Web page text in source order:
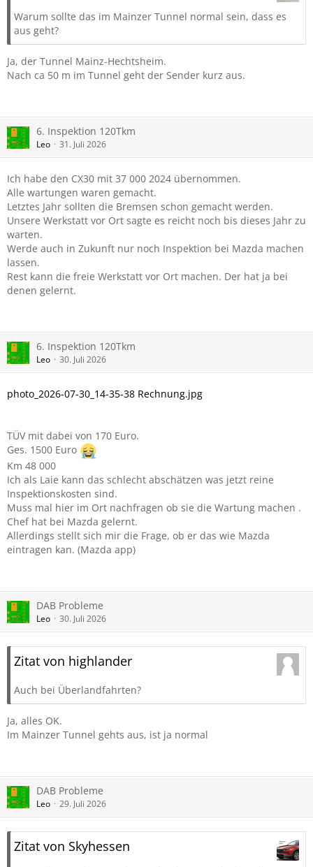
Warum sollte das im Mainzer Tunnel normal sein, dass es
aus geht?
Ja, der Tunnel Mainz-Hechtsheim.
Nach ca 50 m im Tunnel geht der Sender kurz aus.
6. Inspektion 120Tkm
Leo 31. Juli 2026
Ich habe den CX30 mit 37 000 2024 übernommen.
Alle wartungen waren gemacht.
Letztes Jahr sollten die Bremsen schon gemacht werden.
Unsere Werkstatt vor Ort sagte es reicht noch bis dieses Jahr zu
warten.
Werde auch in Zukunft nur noch Inspektion bei Mazda machen
lassen.
Rest kann die freie Werkstatt vor Ort machen. Der hat ja bei
denen gelernt.
6. Inspektion 120Tkm
Leo 30. Juli 2026
photo_2026-07-30_14-35-38 Rechnung.jpg
TÜV mit dabei von 170 Euro.
Ges. 1500 Euro
Km 48 000
Ich als Laie kann das schlecht abschätzen was jetzt reine
Inspektionskosten sind.
Muss mal hier im Ort nachfragen ob sie die Wartung machen .
Chef hat bei Mazda gelernt.
Allerdings stellt sich mir die Frage, ob er das wie Mazda
eintragen kan. (Mazda app)
DAB Probleme
Leo 30. Juli 2026
Zitat von highlander
Auch bei Überlandfahrten?
Ja, alles OK.
Im Mainzer Tunnel gehts aus, ist ja normal
DAB Probleme
Leo 29. Juli 2026
Zitat von Skyhessen